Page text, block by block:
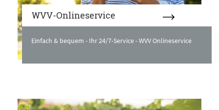
WVV-Onlineservice
Einfach & bequem - Ihr 24/7-Service - WVV Onlineservice